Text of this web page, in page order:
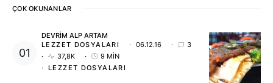
ÇOK OKUNANLAR
DEVRIM ALP ARTAM
LEZZET DOSYALARI
06.12.16
3
37,8K
9 MIN
LEZZET DOSYALARI